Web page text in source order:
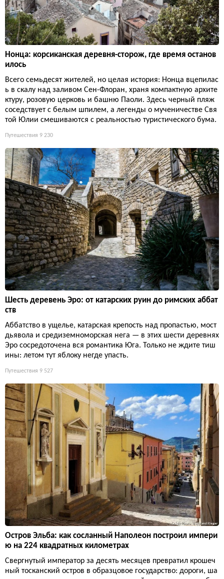
Нонца: корсиканская деревня-сторож, где время останов
илось
Всего семьдесят жителей, но целая история: Нонца вцепилас
ь в скалу над заливом Сен-Флоран, храня компактную архите
ктуру, розовую церковь и башню Паоли. Здесь черный пляж
соседствует с белым шпилем, а легенды о мученичестве Свя
той Юлии смешиваются с реальностью туристического бума.
Путешествия 9 230
Шесть деревень Эро: от катарских руин до римских аббат
ств
Аббатство в ущелье, катарская крепость над пропастью, мост
дьявола и средиземноморская нега — в этих шести деревнях
Эро сосредоточена вся романтика Юга. Только не ждите тиш
ины: летом тут яблоку негде упасть.
Путешествия 9 527
Остров Эльба: как сосланный Наполеон построил импери
ю на 224 квадратных километрах
Свергнутый император за десять месяцев превратил крошеч
ный тосканский остров в образцовое государство: дороги, ша